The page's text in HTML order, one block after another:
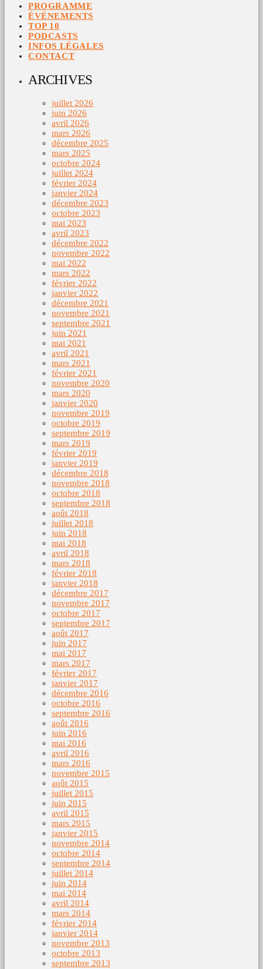
PROGRAMME
ÉVÉNEMENTS
TOP 10
PODCASTS
INFOS LÉGALES
CONTACT
ARCHIVES
juillet 2026
juin 2026
avril 2026
mars 2026
décembre 2025
mars 2025
octobre 2024
juillet 2024
février 2024
janvier 2024
décembre 2023
octobre 2023
mai 2023
avril 2023
décembre 2022
novembre 2022
mai 2022
mars 2022
février 2022
janvier 2022
décembre 2021
novembre 2021
septembre 2021
juin 2021
mai 2021
avril 2021
mars 2021
février 2021
novembre 2020
mars 2020
janvier 2020
novembre 2019
octobre 2019
septembre 2019
mars 2019
février 2019
janvier 2019
décembre 2018
novembre 2018
octobre 2018
septembre 2018
août 2018
juillet 2018
juin 2018
mai 2018
avril 2018
mars 2018
février 2018
janvier 2018
décembre 2017
novembre 2017
octobre 2017
septembre 2017
août 2017
juin 2017
mai 2017
mars 2017
février 2017
janvier 2017
décembre 2016
octobre 2016
septembre 2016
août 2016
juin 2016
mai 2016
avril 2016
mars 2016
novembre 2015
août 2015
juillet 2015
juin 2015
avril 2015
mars 2015
janvier 2015
novembre 2014
octobre 2014
septembre 2014
juillet 2014
juin 2014
mai 2014
avril 2014
mars 2014
février 2014
janvier 2014
novembre 2013
octobre 2013
septembre 2013